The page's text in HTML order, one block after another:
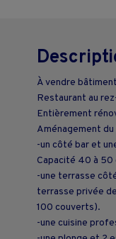
À vendre
Restaurant au
Entièrement
Aménagement du
-un côté bar et
Capacité 40 à 50
-une terrasse
terrasse privée
100 couverts).
-une cuisine